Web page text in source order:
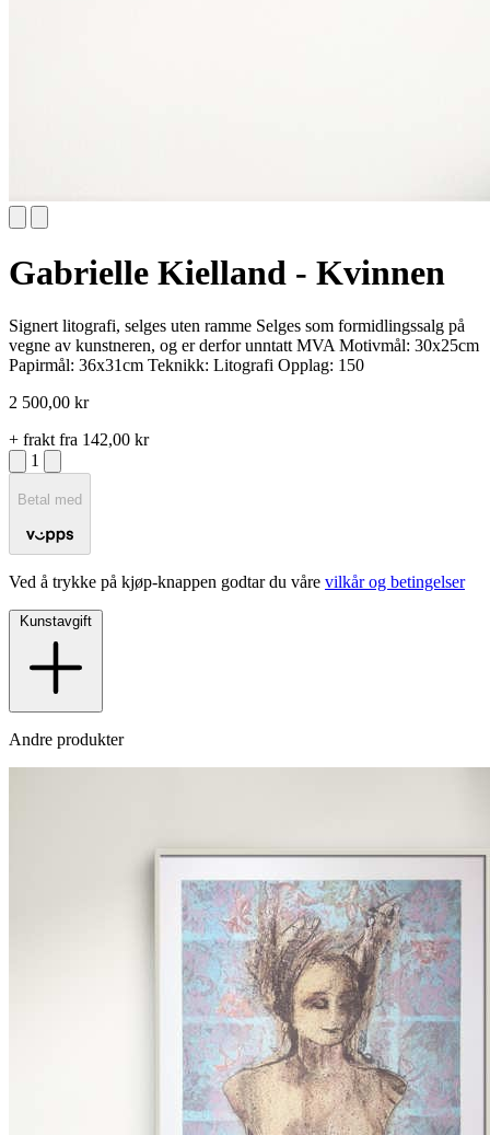
Gabrielle Kielland - Kvinnen
Signert litografi, selges uten ramme Selges som formidlingssalg på
vegne av kunstneren, og er derfor unntatt MVA Motivmål: 30x25cm
Papirmål: 36x31cm Teknikk: Litografi Opplag: 150
2 500,00 kr
+ frakt fra 142,00 kr
1
Betal med
Ved å trykke på kjøp-knappen godtar du våre vilkår og betingelser
Kunstavgift
Andre produkter